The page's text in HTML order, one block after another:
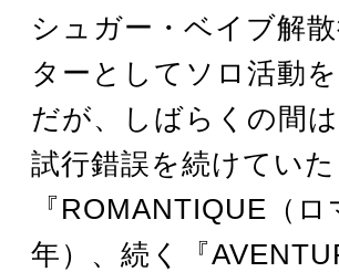
シュガー・ベイブ解
ターとしてソロ活動
だが、しばらくの間
試行錯誤を続けてい
『ROMANTIQUE（
年）、続く『